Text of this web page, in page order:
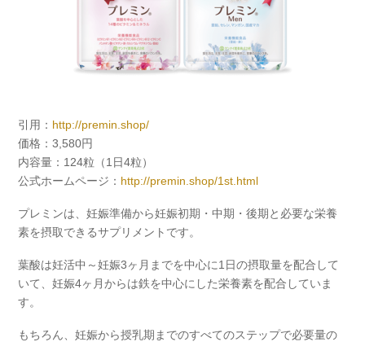
引用： http://premin.shop/
価格：3,580円
内容量：124粒（1日4粒）
公式ホームページ： http://premin.shop/1st.html
プレミンは、妊娠準備から妊娠初期・中期・後期と必要な栄養
素を摂取できるサプリメントです。
葉酸は妊活中～妊娠3ヶ月までを中心に1日の摂取量を配合して
いて、妊娠4ヶ月からは鉄を中心にした栄養素を配合していま
す。
もちろん、妊娠から授乳期までのすべてのステップで必要量の